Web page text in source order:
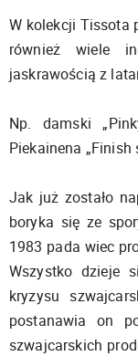
W kolekcji Tissota
również wiele
jaskrawością z
Np. damski
Piekainena „Finish
Jak już zostało
boryka się ze
1983 pada wiec
Wszystko dzieje
kryzysu
postanawia on
szwajcarskich